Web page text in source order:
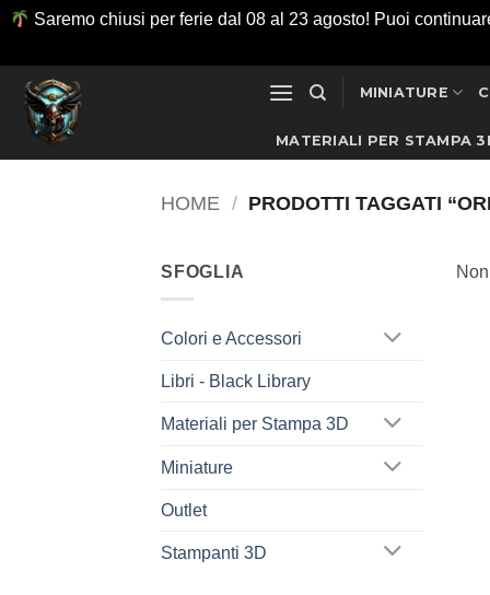
Saremo chiusi per ferie dal 08 al 23 agosto! Puoi
Salta
contenuti
MINIATURE
MATERIALI PER STAMPA
HOME / PRODOTTI TAGGATI
SFOGLIA
Colori e Accessori
Libri - Black Library
Materiali per Stampa 3D
Miniature
Outlet
Stampanti 3D